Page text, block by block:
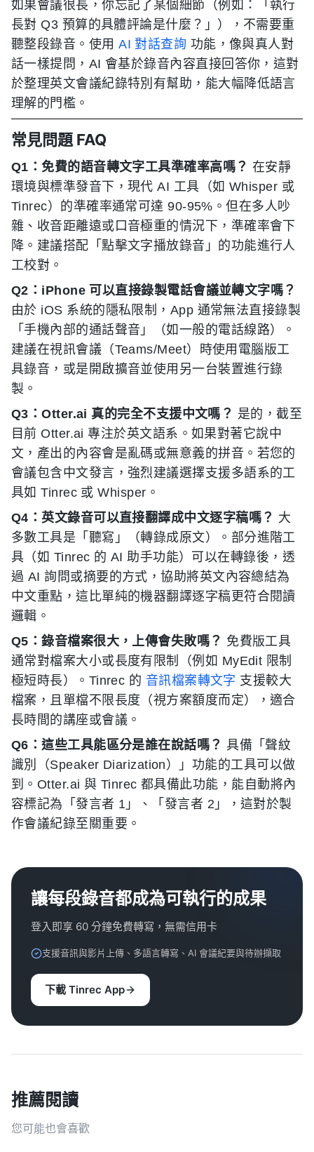
如果會議很長，你忘記了某個細節（例如：「執行
長對 Q3 預算的具體評論是什麼？」），不需要重
聽整段錄音。使用AI 對話查詢 功能，像與真人對
話一樣提問，AI 會基於錄音內容直接回答你，這對
於整理英文會議紀錄特別有幫助，能大幅降低語言
理解的門檻。
常見問題 FAQ
Q1：免費的語音轉文字工具準確率高嗎？ 在安靜
環境與標準發音下，現代 AI 工具（如 Whisper 或
Tinrec）的準確率通常可達 90-95%。但在多人吵
雜、收音距離遠或口音極重的情況下，準確率會下
降。建議搭配「點擊文字播放錄音」的功能進行人
工校對。
Q2：iPhone 可以直接錄製電話會議並轉文字嗎？
由於 iOS 系統的隱私限制，App 通常無法直接錄製
「手機內部的通話聲音」（如一般的電話線路）。
建議在視訊會議（Teams/Meet）時使用電腦版工
具錄音，或是開啟擴音並使用另一台裝置進行錄
製。
Q3：Otter.ai 真的完全不支援中文嗎？ 是的，截至
目前 Otter.ai 專注於英文語系。如果對著它說中
文，產出的內容會是亂碼或無意義的拼音。若您的
會議包含中文發言，強烈建議選擇支援多語系的工
具如 Tinrec 或 Whisper。
Q4：英文錄音可以直接翻譯成中文逐字稿嗎？ 大
多數工具是「聽寫」（轉錄成原文）。部分進階工
具（如 Tinrec 的 AI 助手功能）可以在轉錄後，透
過 AI 詢問或摘要的方式，協助將英文內容總結為
中文重點，這比單純的機器翻譯逐字稿更符合閱讀
邏輯。
Q5：錄音檔案很大，上傳會失敗嗎？ 免費版工具
通常對檔案大小或長度有限制（例如 MyEdit 限制
極短時長）。Tinrec 的 音訊檔案轉文字 支援較大
檔案，且單檔不限長度（視方案額度而定），適合
長時間的講座或會議。
Q6：這些工具能區分是誰在說話嗎？ 具備「聲紋
識別（Speaker Diarization）」功能的工具可以做
到。Otter.ai 與 Tinrec 都具備此功能，能自動將內
容標記為「發言者 1」、「發言者 2」，這對於製
作會議紀錄至關重要。
讓每段錄音都成為可執行的成果
登入即享 60 分鐘免費轉寫，無需信用卡
支援音訊與影片上傳、多語言轉寫、AI 會議紀要與待辦擷取
下載 Tinrec App
推薦閱讀
您可能也會喜歡